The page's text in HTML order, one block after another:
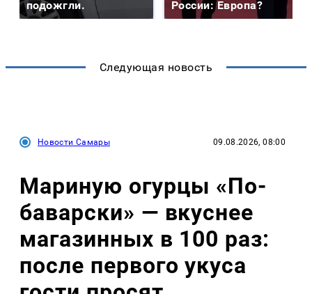
подожгли.
России: Европа?
Следующая новость
Новости Самары 09.08.2026, 08:00
Мариную огурцы «По-
баварски» — вкуснее
магазинных в 100 раз:
после первого укуса